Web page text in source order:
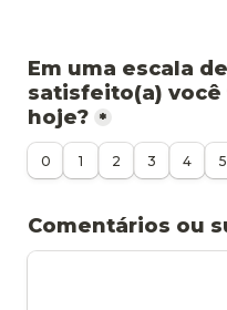
Em uma escala
satisfeito(a) você
hoje? *
0 1 2 3 4 5
Comentários ou